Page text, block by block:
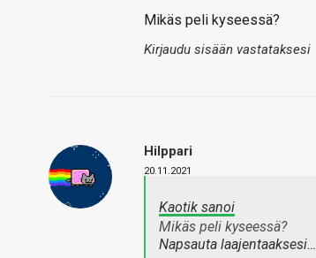
Mikäs peli kyseessä?
Kirjaudu sisään vastataksesi
Hilppari
20.11.2021
Kaotik sanoi
Mikäs peli kyseessä?
Napsauta laajentaaksesi…